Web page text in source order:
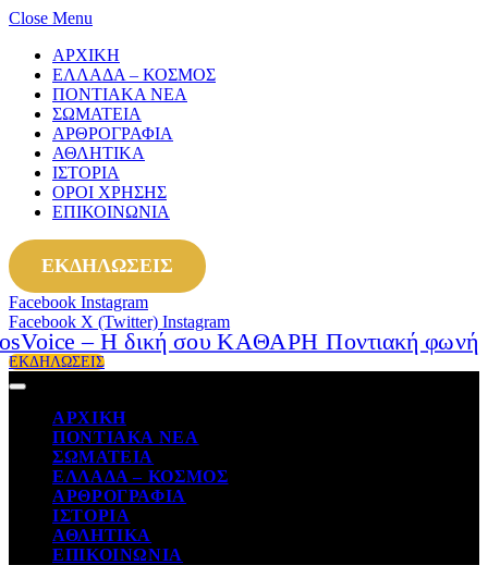
Close Menu
ΑΡΧΙΚΗ
ΕΛΛΑΔΑ – ΚΟΣΜΟΣ
ΠΟΝΤΙΑΚΑ ΝΕΑ
ΣΩΜΑΤΕΙΑ
ΑΡΘΡΟΓΡΑΦΙΑ
ΑΘΛΗΤΙΚΑ
ΙΣΤΟΡΙΑ
ΟΡΟΙ ΧΡΗΣΗΣ
ΕΠΙΚΟΙΝΩΝΙΑ
ΕΚΔΗΛΩΣΕΙΣ
Facebook Instagram
Facebook X (Twitter) Instagram
ΕΚΔΗΛΩΣΕΙΣ
ΑΡΧΙΚΗ
ΠΟΝΤΙΑΚΑ ΝΕΑ
ΣΩΜΑΤΕΙΑ
ΕΛΛΑΔΑ – ΚΟΣΜΟΣ
ΑΡΘΡΟΓΡΑΦΙΑ
ΙΣΤΟΡΙΑ
ΑΘΛΗΤΙΚΑ
ΕΠΙΚΟΙΝΩΝΙΑ